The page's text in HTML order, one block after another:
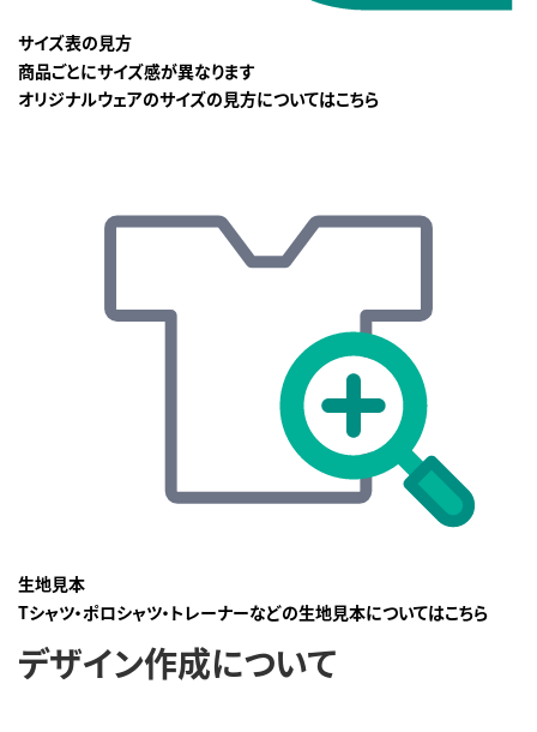
サイズ表の見方
商品ごとにサイズ感が異なります
オリジナルウェアのサイズの見方についてはこちら
生地見本
Tシャツ・ポロシャツ・トレーナーなどの生地見本についてはこちら
デザイン作成について